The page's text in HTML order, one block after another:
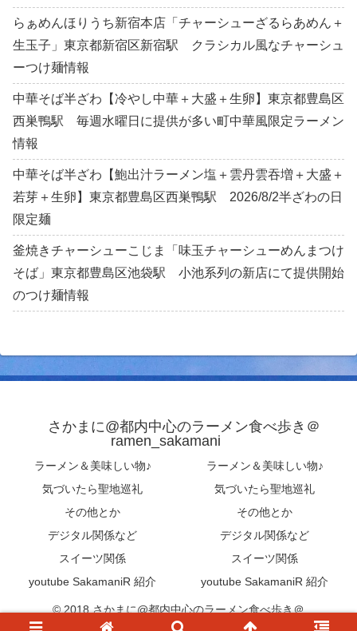
らぁめんほりうち新宿本店「チャーシューざるらあめん＋
生玉子」東京都新宿区新宿駅 クラシカル風なチャーシュ
ーつけ麺情報
中華そば半ざわ【冷やし中華＋大盛＋生卵】東京都豊島区
西巣鴨駅 毎週水曜日に提供が多い町中華風限定ラーメン
情報
中華そば半ざわ【鮑出汁ラーメン塩＋雲丹雲吞増＋大盛＋
若芽＋生卵】東京都豊島区西巣鴨駅 2026/8/2半ざわの日
限定麺
釜焼きチャーシューこじま「味玉チャーシューめんまつけ
そば」東京都豊島区池袋駅 小池系列の新店にて提供開始
のつけ麺情報
さかまに@都内中心のラーメン食べ歩き＠
ramen_sakamani
ラーメン＆美味しい物♪
ラーメン＆美味しい物♪
気づいたら聖地巡礼
気づいたら聖地巡礼
その他とか
その他とか
デジタル関係など
デジタル関係など
スイーツ関係
スイーツ関係
youtube SakamaniR 紹介
youtube SakamaniR 紹介
© 2018 さかまに@都内中心のラーメン食べ歩き＠